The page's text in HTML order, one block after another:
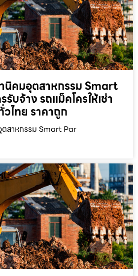
านิคมอุตสาหกรรม Smart
บจ้าง รถแม็คโครให้เช่า
ไทย ราคาถูก
ตสาหกรรม Smart Par